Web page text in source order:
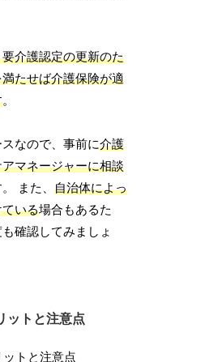
介護認定の更新のた
たせば介護保険が適
。
なので、事前に介護
マネージャーに相談
また、自治体によっ
いる場合もあるた
確認してみましょ
ットと注意点